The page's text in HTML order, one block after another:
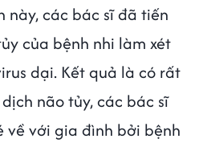
này, các bác sĩ đã tiến
của bệnh nhi làm xét
dại. Kết quả là có rất
não tủy, các bác sĩ
với gia đình bởi bệnh